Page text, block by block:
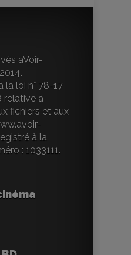
aVoir-
loi n° 78-17
relative à
fichiers et aux
à la
: 1033111.